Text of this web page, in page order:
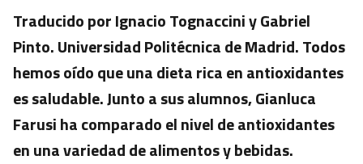
Traducido por Ignacio Tognaccini y Gabriel
Pinto. Universidad Politécnica de Madrid. Todos
hemos oído que una dieta rica en antioxidantes
es saludable. Junto a sus alumnos, Gianluca
Farusi ha comparado el nivel de antioxidantes
en una variedad de alimentos y bebidas.